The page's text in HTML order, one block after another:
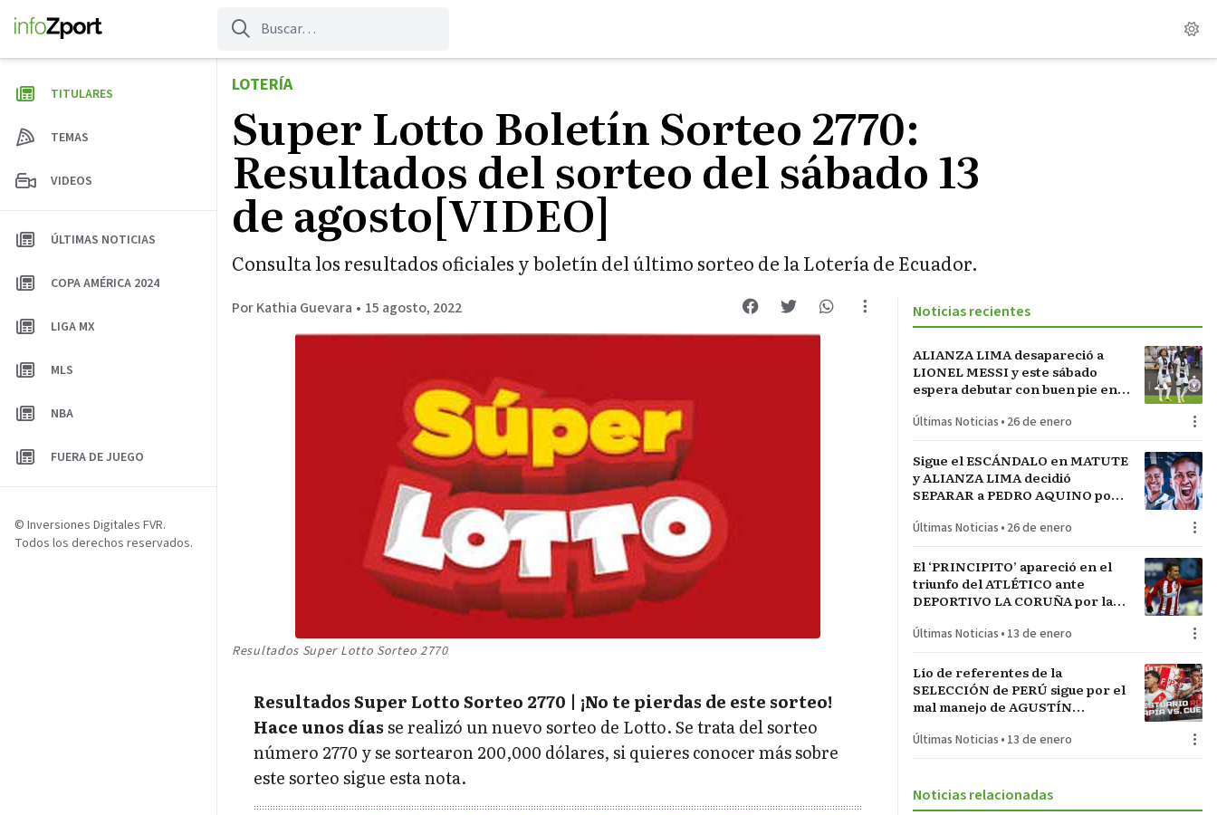
contenido
LOTERÍA
Super Lotto Boletín Sorteo 2770:
Resultados del sorteo del sábado 13
de agosto[VIDEO]
Consulta los resultados oficiales y boletín del último sorteo de la Lotería de Ecuador.
Por Kathia Guevara • 15 agosto, 2022
Resultados Super Lotto Sorteo 2770
Resultados Super Lotto Sorteo 2770 | ¡No te pierdas de este sorteo!
Hace unos díasse realizó un nuevo sorteo de Lotto. Se trata del sorteo
número 2770 y se sortearon 200,000 dólares, si quieres conocer más sobre
este sorteo sigue esta nota.
Noticias recientes
ALIANZA LIMA desapareció a
LIONEL MESSI y este sábado
espera debutar con buen pie en
Últimas Noticias • 26 de enero
Sigue el ESCÁNDALO en MATUTE
y ALIANZA LIMA decidió
SEPARAR a PEDRO AQUINO por
MONTEVIDEO
Últimas Noticias • 26 de enero
El ‘PRINCIPITO’ apareció en el
triunfo del ATLÉTICO ante
DEPORTIVO LA CORUÑA por la
Últimas Noticias • 13 de enero
Lío de referentes de la
SELECCIÓN de PERÚ sigue por el
mal manejo de AGUSTÍN
FEDERACIÓN PERUANA de
Últimas Noticias • 13 de enero
Noticias relacionadas
TITULARES
TEMAS
VIDEOS
ÚLTIMAS NOTICIAS
COPA AMÉRICA 2024
LIGA MX
MLS
NBA
FUERA DE JUEGO
© Inversiones Digitales FVR.
Todos los derechos reservados.